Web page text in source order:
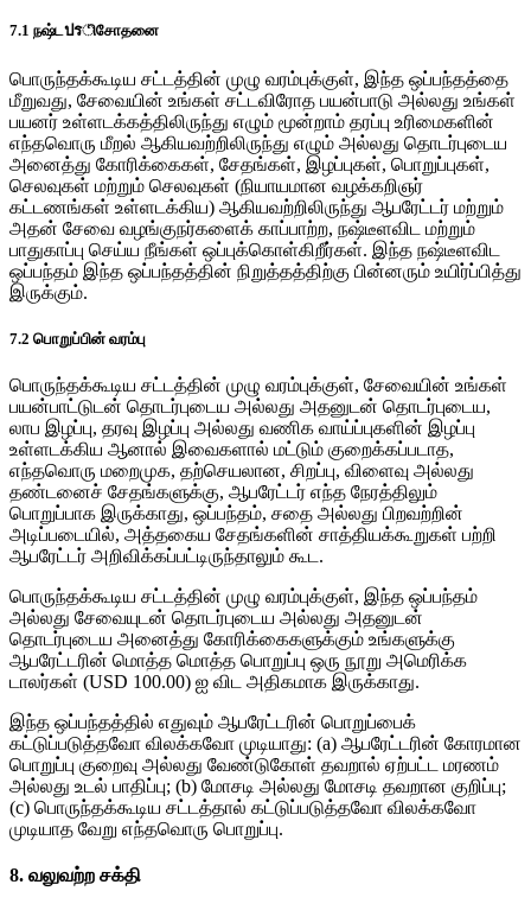
7.1 நஷ்டปรிசோதனை
பொருந்தக்கூடிய சட்டத்தின் முழு வரம்புக்குள், இந்த ஒப்பந்தத்தை
மீறுவது, சேவையின் உங்கள் சட்டவிரோத பயன்பாடு அல்லது உங்கள்
பயனர் உள்ளடக்கத்திலிருந்து எழும் மூன்றாம் தரப்பு உரிமைகளின்
எந்தவொரு மீறல் ஆகியவற்றிலிருந்து எழும் அல்லது தொடர்புடைய
அனைத்து கோரிக்கைகள், சேதங்கள், இழப்புகள், பொறுப்புகள்,
செலவுகள் மற்றும் செலவுகள் (நியாயமான வழக்கறிஞர்
கட்டணங்கள் உள்ளடக்கிய) ஆகியவற்றிலிருந்து ஆபரேட்டர் மற்றும்
அதன் சேவை வழங்குநர்களைக் காப்பாற்ற, நஷ்டீளவிட மற்றும்
பாதுகாப்பு செய்ய நீங்கள் ஒப்புக்கொள்கிறீர்கள். இந்த நஷ்டீளவிட
ஒப்பந்தம் இந்த ஒப்பந்தத்தின் நிறுத்தத்திற்கு பின்னரும் உயிர்ப்பித்து
இருக்கும்.
7.2 பொறுப்பின் வரம்பு
பொருந்தக்கூடிய சட்டத்தின் முழு வரம்புக்குள், சேவையின் உங்கள்
பயன்பாட்டுடன் தொடர்புடைய அல்லது அதனுடன் தொடர்புடைய,
லாப இழப்பு, தரவு இழப்பு அல்லது வணிக வாய்ப்புகளின் இழப்பு
உள்ளடக்கிய ஆனால் இவைகளால் மட்டும் குறைக்கப்படாத,
எந்தவொரு மறைமுக, தற்செயலான, சிறப்பு, விளைவு அல்லது
தண்டனைச் சேதங்களுக்கு, ஆபரேட்டர் எந்த நேரத்திலும்
பொறுப்பாக இருக்காது, ஒப்பந்தம், சதை அல்லது பிறவற்றின்
அடிப்படையில், அத்தகைய சேதங்களின் சாத்தியக்கூறுகள் பற்றி
ஆபரேட்டர் அறிவிக்கப்பட்டிருந்தாலும் கூட.
பொருந்தக்கூடிய சட்டத்தின் முழு வரம்புக்குள், இந்த ஒப்பந்தம்
அல்லது சேவையுடன் தொடர்புடைய அல்லது அதனுடன்
தொடர்புடைய அனைத்து கோரிக்கைகளுக்கும் உங்களுக்கு
ஆபரேட்டரின் மொத்த மொத்த பொறுப்பு ஒரு நூறு அமெரிக்க
டாலர்கள் (USD 100.00) ஐ விட அதிகமாக இருக்காது.
இந்த ஒப்பந்தத்தில் எதுவும் ஆபரேட்டரின் பொறுப்பைக்
கட்டுப்படுத்தவோ விலக்கவோ முடியாது: (a) ஆபரேட்டரின் கோரமான
பொறுப்பு குறைவு அல்லது வேண்டுகோள் தவறால் ஏற்பட்ட மரணம்
அல்லது உடல் பாதிப்பு; (b) மோசடி அல்லது மோசடி தவறான குறிப்பு;
(c) பொருந்தக்கூடிய சட்டத்தால் கட்டுப்படுத்தவோ விலக்கவோ
முடியாத வேறு எந்தவொரு பொறுப்பு.
8. வலுவற்ற சக்தி